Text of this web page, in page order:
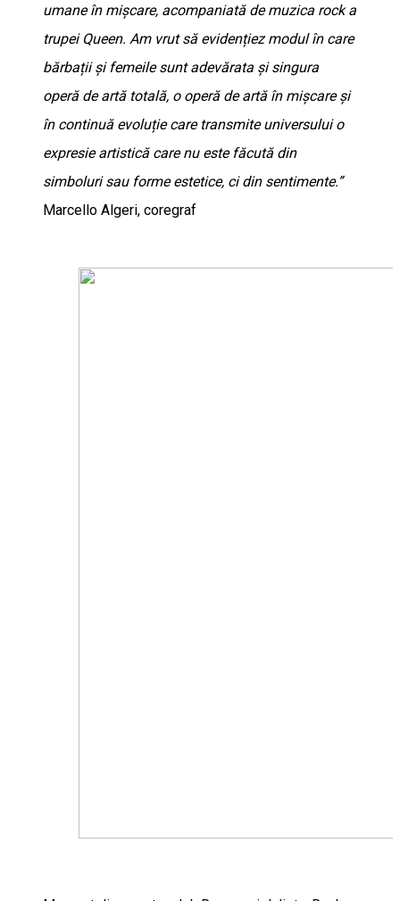
umane în mișcare, acompaniată de muzica rock a
trupei Queen. Am vrut să evidențiez modul în care
bărbații și femeile sunt adevărata și singura
operă de artă totală, o operă de artă în mișcare și
în continuă evoluție care transmite universului o
expresie artistică care nu este făcută din
simboluri sau forme estetice, ci din sentimente.”
Marcello Algeri, coregraf